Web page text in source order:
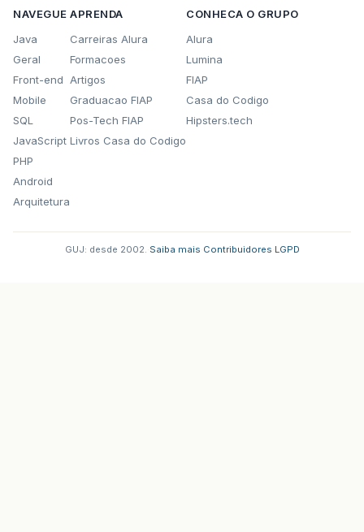
NAVEGUE
Java
Geral
Front-end
Mobile
SQL
JavaScript
PHP
Android
Arquitetura
APRENDA
Carreiras Alura
Formacoes
Artigos
Graduacao FIAP
Pos-Tech FIAP
Livros Casa do Codigo
CONHECA O GRUPO
Alura
Lumina
FIAP
Casa do Codigo
Hipsters.tech
GUJ: desde 2002. Saiba mais Contribuidores LGPD